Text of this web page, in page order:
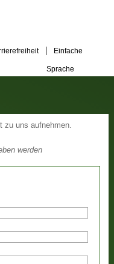
Einfache
Sprache
zu uns aufnehmen.
werden